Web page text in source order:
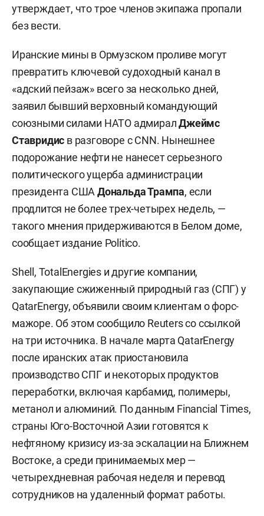
утверждает, что трое членов экипажа пропали
без вести.
Иранские мины в Ормузском проливе могут
превратить ключевой судоходный канал в
«адский пейзаж» всего за несколько дней,
заявил бывший верховный командующий
союзными силами НАТО адмиралДжеймс
Ставридис в разговоре с CNN. Нынешнее
подорожание нефти не нанесет серьезного
политического ущерба администрации
президента СШАДональда Трампа, если
продлится не более трех-четырех недель, —
такого мнения придерживаются в Белом доме,
сообщает издание Politico.
Shell, TotalEnergies и другие компании,
закупающие сжиженный природный газ (СПГ) у
QatarEnergy, объявили своим клиентам о форс-
мажоре. Об этом сообщило Reuters со ссылкой
на три источника. В начале марта QatarEnergy
после иранских атак приостановила
производство СПГ и некоторых продуктов
переработки, включая карбамид, полимеры,
метанол и алюминий. По данным Financial Times,
страны Юго-Восточной Азии готовятся к
нефтяному кризису из-за эскалации на Ближнем
Востоке, а среди принимаемых мер —
четырехдневная рабочая неделя и перевод
сотрудников на удаленный формат работы.